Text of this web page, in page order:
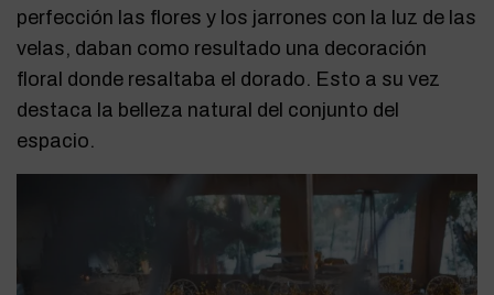
perfección las flores y los jarrones con la luz de las
velas, daban como resultado una decoración
floral donde resaltaba el dorado. Esto a su vez
destaca la belleza natural del conjunto del
espacio.